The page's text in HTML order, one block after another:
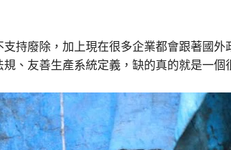
持廢除，加上現在很多企業都會跟著國
、友善生產系統定義，缺的真的就是一個